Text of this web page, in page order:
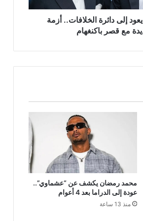
إلى دائرة الخلافات.. أزمة
مع قصر باكنغهام
محمد رمضان يكشف عن “عشماوي”..
عودة إلى الدراما بعد 4 أعوام
منذ 13 ساعة